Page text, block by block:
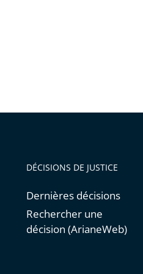
DÉCISIONS DE JUSTICE
Dernières décisions
Rechercher une
décision (ArianeWeb)